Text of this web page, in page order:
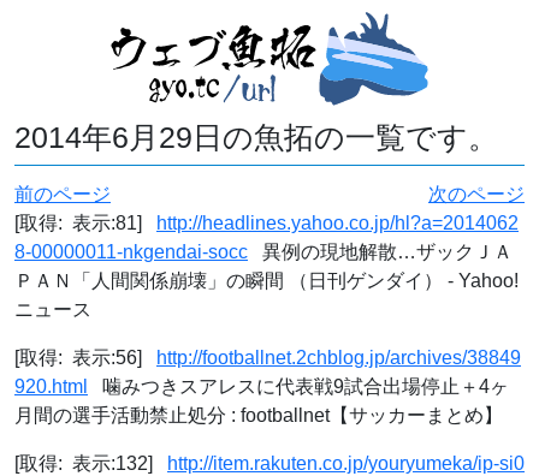
2014年6月29日の魚拓の一覧です。
前のページ
次のページ
[取得: 表示:81]
http://headlines.yahoo.co.jp/hl?a=2014062
8-00000011-nkgendai-socc 異例の現地解散…ザックＪＡ
ＰＡＮ「人間関係崩壊」の瞬間 （日刊ゲンダイ） - Yahoo!
ニュース
[取得: 表示:56]
http://footballnet.2chblog.jp/archives/38849
920.html
噛みつきスアレスに代表戦9試合出場停止＋4ヶ
月間の選手活動禁止処分 : footballnet【サッカーまとめ】
[取得: 表示:132]
http://item.rakuten.co.jp/youryumeka/ip-si0